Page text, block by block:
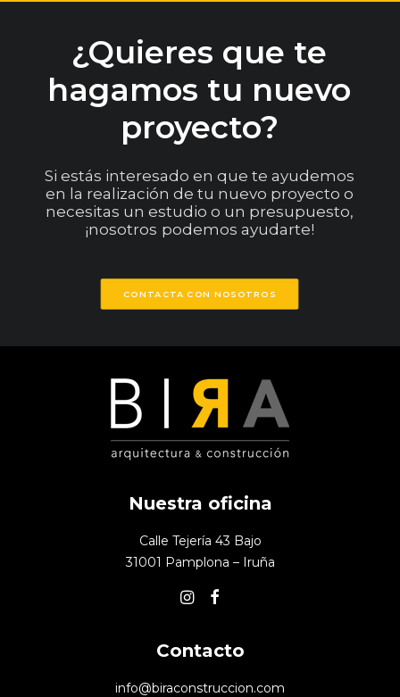
¿Quieres que te
hagamos tu nuevo
proyecto?
Si estás interesado en que te ayudemos
en la realización de tu nuevo proyecto o
necesitas un estudio o un presupuesto,
¡nosotros podemos ayudarte!
CONTACTA CON NOSOTROS
Nuestra oficina
Calle Tejería 43 Bajo
31001 Pamplona – Iruña
Contacto
info@biraconstruccion.com